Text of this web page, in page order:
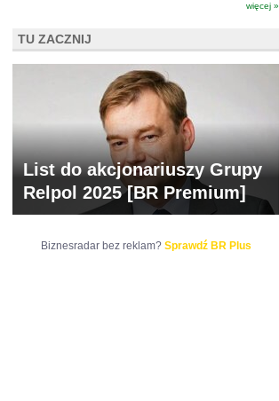
więcej »
TU ZACZNIJ
List do akcjonariuszy Grupy
Relpol 2025 [BR Premium]
Biznesradar bez reklam? Sprawdź BR Plus